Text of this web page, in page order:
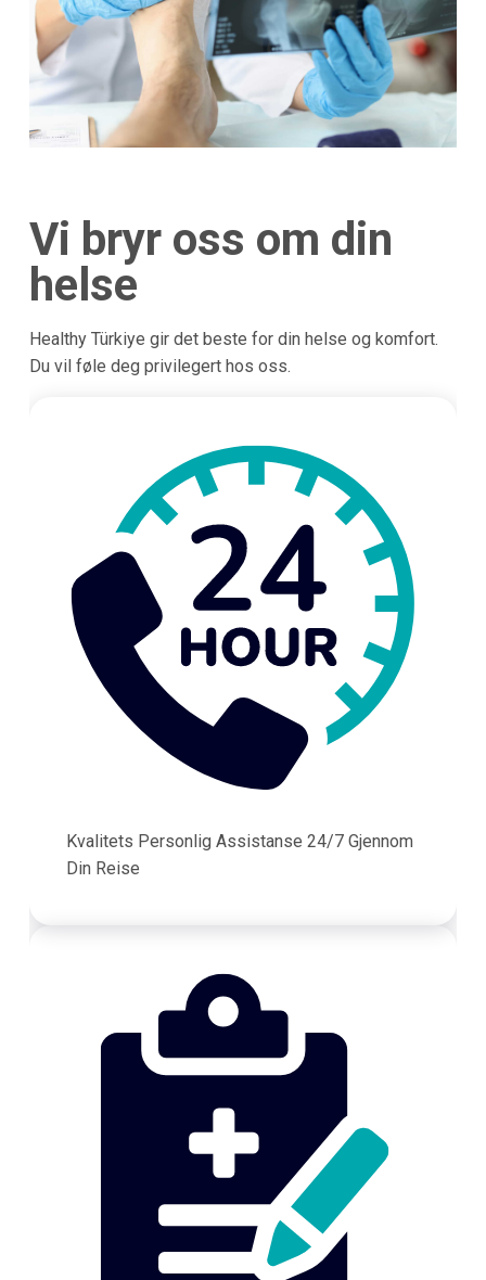
Vi bryr oss om din
helse
Healthy Türkiye gir det beste for din helse og komfort.
Du vil føle deg privilegert hos oss.
Kvalitets Personlig Assistanse 24/7 Gjennom
Din Reise